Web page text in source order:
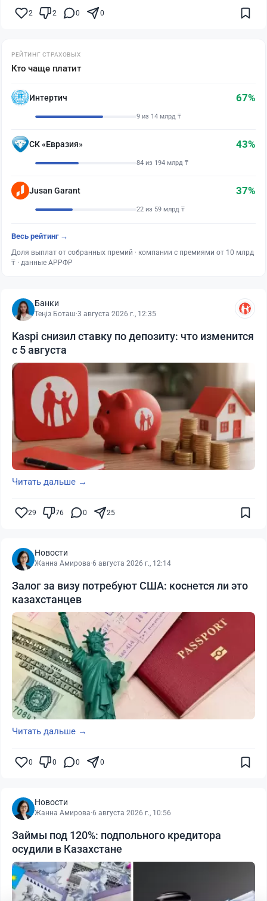
2 2 0 0
РЕЙТИНГ СТРАХОВЫХ
Кто чаще платит
Интертич 67%
9 из 14 млрд ₸
СК «Евразия» 43%
84 из 194 млрд ₸
Jusan Garant 37%
22 из 59 млрд ₸
Весь рейтинг →
Доля выплат от собранных премий · компании с премиями от 10 млрд
₸ · данные АРРФР
Банки
Теңіз Боташ·3 августа 2026 г., 12:35
Kaspi снизил ставку по депозиту: что изменится
с 5 августа
Читать дальше →
29 76 0 25
Новости
Жанна Амирова·6 августа 2026 г., 12:14
Залог за визу потребуют США: коснется ли это
казахстанцев
Читать дальше →
0 0 0 0
Новости
Жанна Амирова·6 августа 2026 г., 10:56
Займы под 120%: подпольного кредитора
осудили в Казахстане